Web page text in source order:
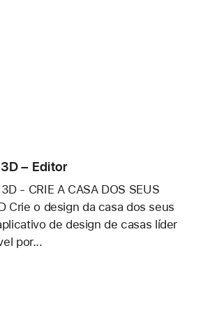
– Editor
- CRIE A CASA DOS SEUS
Crie o design da casa dos seus
de design de casas líder
por...